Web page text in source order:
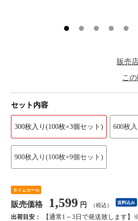
販売
こ
セット内容
300枚入り(100枚×3個セット) 600枚
900枚入り(100枚×9個セット)
タイムセール
販売価格 1,599 円 （税込） 送料込み
出荷目安：
【通常1～3日で発送致します】